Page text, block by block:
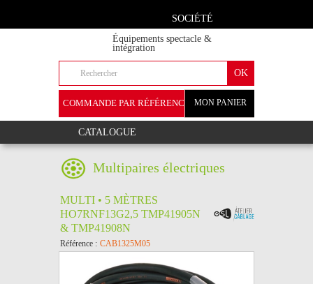
SOCIÉTÉ
Équipements spectacle &
intégration
MON PANIER
COMMANDE PAR RÉFÉRENCE
CATALOGUE
Multipaires électriques
MULTI • 5 MÈTRES
HO7RNF13G2,5 TMP41905N
& TMP41908N
Référence : CAB1325M05